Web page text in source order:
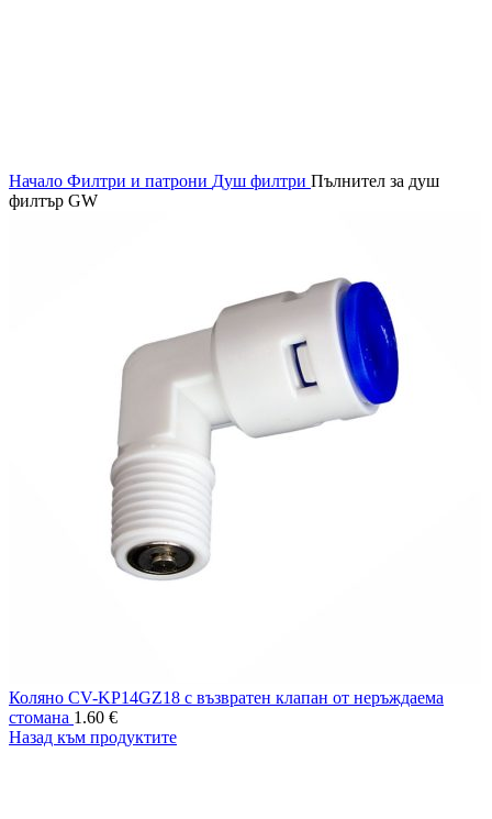
Начало Филтри и патрони Душ филтри Пълнител за душ
филтър GW
Коляно CV-KP14GZ18 с възвратен клапан от неръждаема
стомана 1.60 €
Назад към продуктите